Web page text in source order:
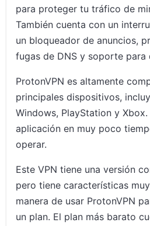
para proteger tu tráfico de
También cuenta con un
un bloqueador de anuncios,
fugas de DNS y soporte para
ProtonVPN es altamente
principales dispositivos,
Windows, PlayStation y
aplicación en muy poco
operar.
Este VPN tiene una versión
pero tiene características
manera de usar ProtonVPN
un plan. El plan más barato